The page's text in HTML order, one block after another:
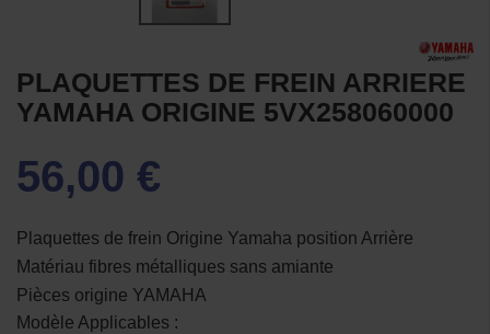
PLAQUETTES DE FREIN ARRIERE
YAMAHA ORIGINE 5VX258060000
56,00 €
Plaquettes de frein Origine Yamaha position Arrière
Matériau fibres métalliques sans amiante
Pièces origine YAMAHA
Modèle Applicables :